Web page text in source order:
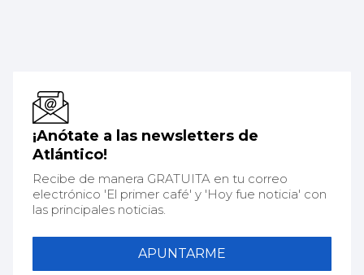
¡Anótate a las newsletters de
Atlántico!
Recibe de manera GRATUITA en tu correo
electrónico 'El primer café' y 'Hoy fue noticia' con
las principales noticias.
APUNTARME